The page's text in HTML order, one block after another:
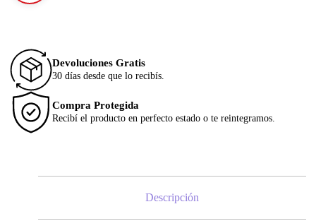
Devoluciones Gratis
30 días desde que lo recibís.
Compra Protegida
Recibí el producto en perfecto estado o te reintegramos.
Descripción